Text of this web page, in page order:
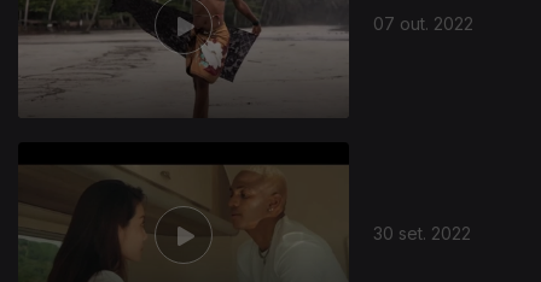
07 out. 2022
30 set. 2022